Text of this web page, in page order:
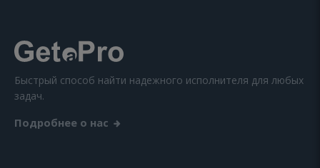
Быстрый способ найти надежного исполнителя для любых
задач.
Подробнее о нас